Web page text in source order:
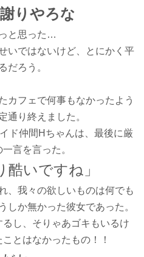
りやろな
と思った…
いではないけど、とにかく平
だろう。
カフェで何事もなかったよう
通り終えました。
ド仲間Hちゃんは、最後に厳
言を言った。
酷いですね」
、我々の欲しいものは何でも
しか無かった彼女であった。
し、そりゃあゴキもいるけ
とはなかったもの！！